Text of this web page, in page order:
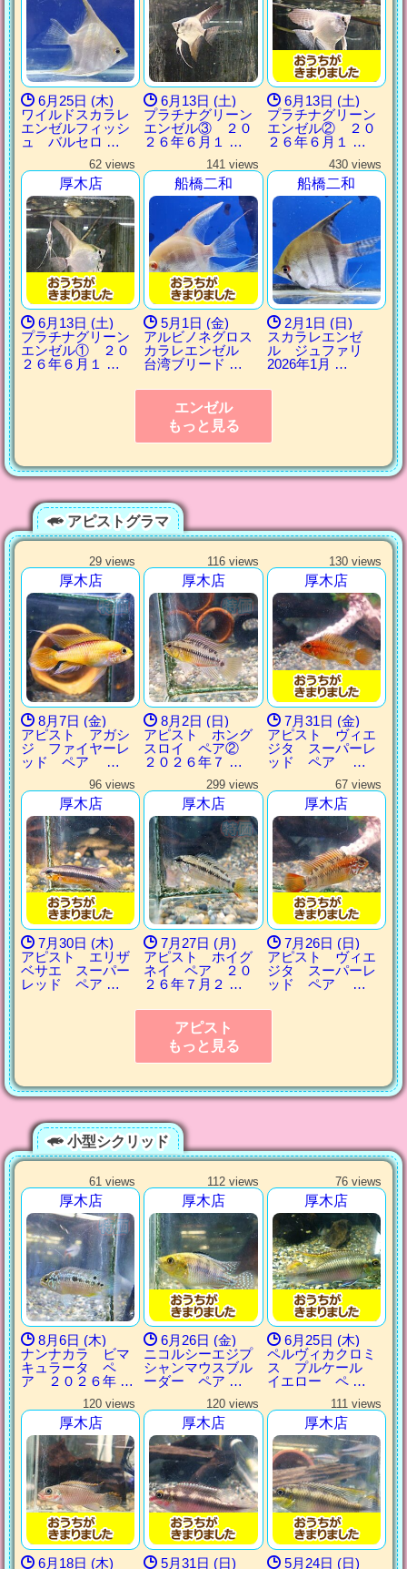
6月25日 (木)
ワイルドスカラレ
エンゼルフィッシ
ュ バルセロ …
6月13日 (土)
プラチナグリーン
エンゼル③ ２０
２６年６月１ …
6月13日 (土)
プラチナグリーン
エンゼル② ２０
２６年６月１ …
62 views
厚木店
6月13日 (土)
プラチナグリーン
エンゼル① ２０
２６年６月１ …
141 views
船橋二和
5月1日 (金)
アルビノネグロス
カラレエンゼル
台湾ブリード …
430 views
船橋二和
2月1日 (日)
スカラレエンゼ
ル ジュファリ
2026年1月 …
エンゼル
もっと見る
アピストグラマ
29 views
厚木店
8月7日 (金)
アピスト アガシ
ジ ファイヤーレ
ッド ペア …
116 views
厚木店
8月2日 (日)
アピスト ホング
スロイ ペア②
２０２６年７ …
130 views
厚木店
7月31日 (金)
アピスト ヴィエ
ジタ スーパーレ
ッド ペア …
96 views
厚木店
7月30日 (木)
アピスト エリザ
ベサエ スーパー
レッド ペア …
299 views
厚木店
7月27日 (月)
アピスト ホイグ
ネイ ペア ２０
２６年７月２ …
67 views
厚木店
7月26日 (日)
アピスト ヴィエ
ジタ スーパーレ
ッド ペア …
アピスト
もっと見る
小型シクリッド
61 views
厚木店
8月6日 (木)
ナンナカラ ビマ
キュラータ ペ
ア ２０２６年 …
112 views
厚木店
6月26日 (金)
ニコルシーエジプ
シャンマウスブル
ーダー ペア …
76 views
厚木店
6月25日 (木)
ペルヴィカクロミ
ス プルケール
イエロー ペ …
120 views
厚木店
6月18日 (木)
120 views
厚木店
5月31日 (日)
111 views
厚木店
5月24日 (日)